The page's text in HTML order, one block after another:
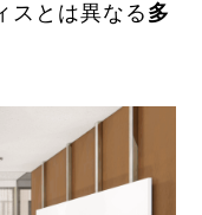
スとは異なる 多